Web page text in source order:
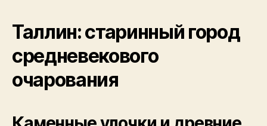
Таллин: старинный город
средневекового
очарования